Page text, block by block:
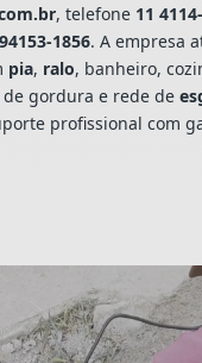
, telefone 11
1856. A empresa
pia, ralo, banheiro,
gordura e rede de
profissional com